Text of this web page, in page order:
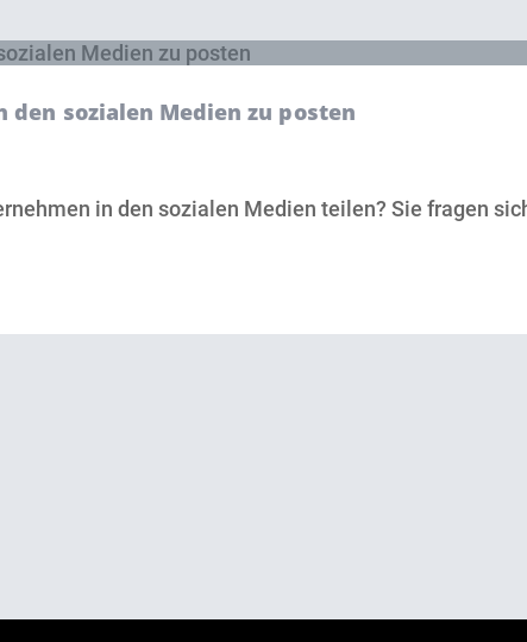
sozialen Medien zu posten
in den sozialen Medien teilen? Sie fragen